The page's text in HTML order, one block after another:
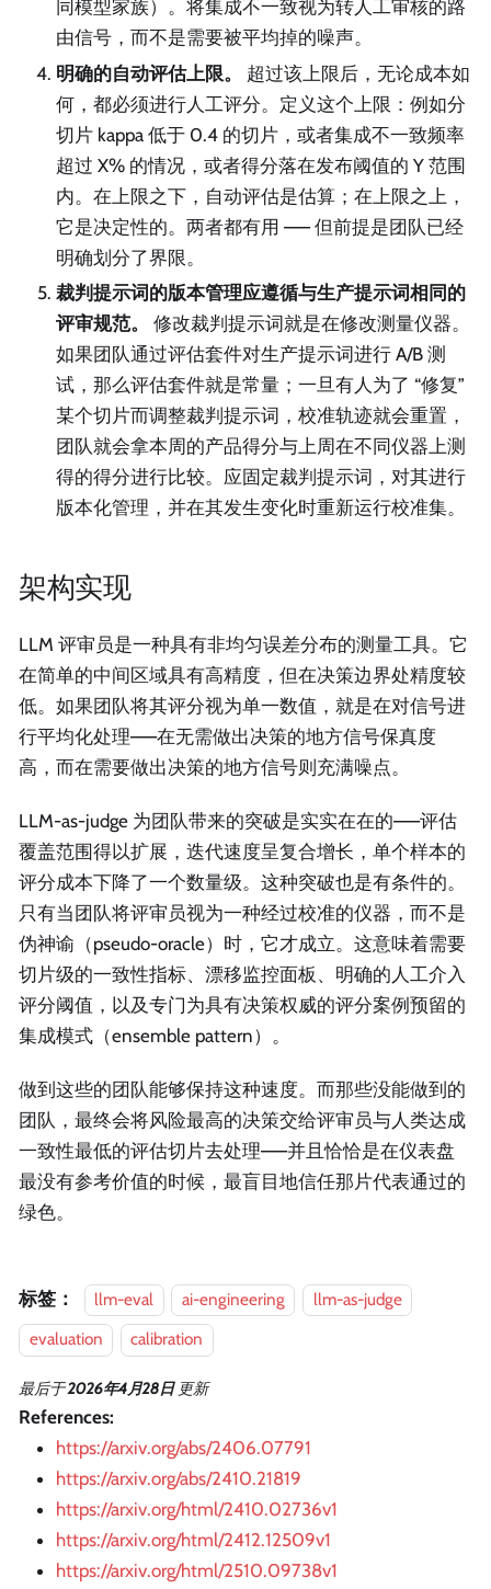
同模型家族）。将集成不一致视为转人工审核的路
由信号，而不是需要被平均掉的噪声。
明确的自动评估上限。
超过该上限后，无论成本如
何，都必须进行人工评分。定义这个上限：例如分
切片 kappa 低于 0.4 的切片，或者集成不一致频率
超过 X% 的情况，或者得分落在发布阈值的 Y 范围
内。在上限之下，自动评估是估算；在上限之上，
它是决定性的。两者都有用 —— 但前提是团队已经
明确划分了界限。
裁判提示词的版本管理应遵循与生产提示词相同的
评审规范。
修改裁判提示词就是在修改测量仪器。
如果团队通过评估套件对生产提示词进行 A/B 测
试，那么评估套件就是常量；一旦有人为了 “修复”
某个切片而调整裁判提示词，校准轨迹就会重置，
团队就会拿本周的产品得分与上周在不同仪器上测
得的得分进行比较。应固定裁判提示词，对其进行
版本化管理，并在其发生变化时重新运行校准集。
架构实现
LLM 评审员是一种具有非均匀误差分布的测量工具。它
在简单的中间区域具有高精度，但在决策边界处精度较
低。如果团队将其评分视为单一数值，就是在对信号进
行平均化处理——在无需做出决策的地方信号保真度
高，而在需要做出决策的地方信号则充满噪点。
LLM-as-judge 为团队带来的突破是实实在在的——评估
覆盖范围得以扩展，迭代速度呈复合增长，单个样本的
评分成本下降了一个数量级。这种突破也是有条件的。
只有当团队将评审员视为一种经过校准的仪器，而不是
伪神谕（pseudo-oracle）时，它才成立。这意味着需要
切片级的一致性指标、漂移监控面板、明确的人工介入
评分阈值，以及专门为具有决策权威的评分案例预留的
集成模式（ensemble pattern）。
做到这些的团队能够保持这种速度。而那些没能做到的
团队，最终会将风险最高的决策交给评审员与人类达成
一致性最低的评估切片去处理——并且恰恰是在仪表盘
最没有参考价值的时候，最盲目地信任那片代表通过的
绿色。
标签： llm-eval ai-engineering
llm-as-judge
evaluation
calibration
最后于2026年4月28日 更新
References:
https://arxiv.org/abs/2406.07791
https://arxiv.org/abs/2410.21819
https://arxiv.org/html/2410.02736v1
https://arxiv.org/html/2412.12509v1
https://arxiv.org/html/2510.09738v1